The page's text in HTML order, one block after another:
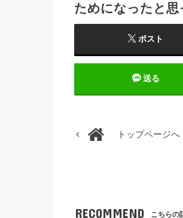
ためになったと思
ポスト
送る
トップページへ
RECOMMEND こちらの